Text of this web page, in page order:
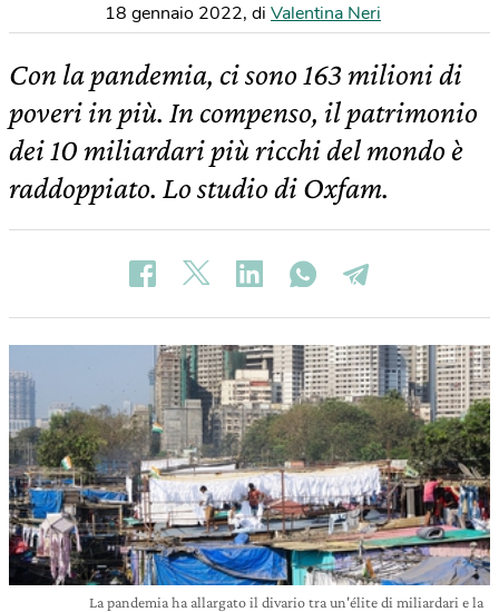
18 gennaio 2022, di Valentina Neri
Con la pandemia, ci sono 163 milioni di
poveri in più. In compenso, il patrimonio
dei 10 miliardari più ricchi del mondo è
raddoppiato. Lo studio di Oxfam.
La pandemia ha allargato il divario tra un'élite di miliardari e la